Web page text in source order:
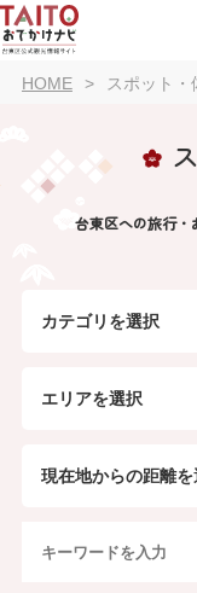
HOME スポット・
台東区への旅行・
カテゴリを選択
エリアを選択
現在地からの距離を